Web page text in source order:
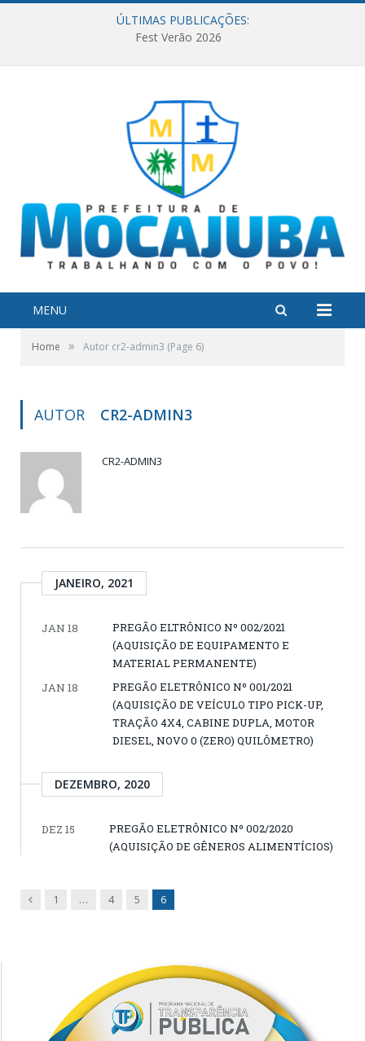
ÚLTIMAS PUBLICAÇÕES:
Fest Verão 2026
MENU
Home » Autor cr2-admin3 (Page 6)
AUTOR CR2-ADMIN3
CR2-ADMIN3
JANEIRO, 2021
JAN 18
PREGÃO ELTRÔNICO Nº 002/2021
(AQUISIÇÃO DE EQUIPAMENTO E
MATERIAL PERMANENTE)
JAN 18
PREGÃO ELETRÔNICO Nº 001/2021
(AQUISIÇÃO DE VEÍCULO TIPO PICK-UP,
TRAÇÃO 4X4, CABINE DUPLA, MOTOR
DIESEL, NOVO 0 (ZERO) QUILÔMETRO)
DEZEMBRO, 2020
DEZ 15
PREGÃO ELETRÔNICO Nº 002/2020
(AQUISIÇÃO DE GÊNEROS ALIMENTÍCIOS)
Previous
1 … 4 5 6